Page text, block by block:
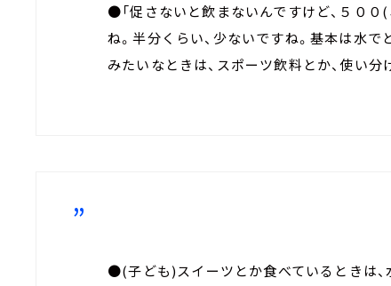
●「促さないと飲まないんですけど、５０
ね。半分くらい、少ないですね。基本は水
みたいなときは、スポーツ飲料とか、使い分
●(子ども)スイーツとか食べているときは、